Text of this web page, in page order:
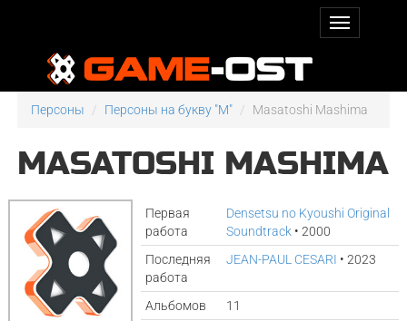
Персоны Персоны на букву "M" Masatoshi Mashima
MASATOSHI MASHIMA
Первая
работа
Densetsu no Kyoushi Original
Soundtrack • 2000
Последняя
работа
JEAN-PAUL CESARI • 2023
Альбомов
11